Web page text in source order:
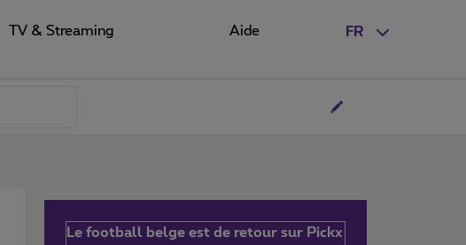
FR
TV & Streaming Aide
Le football belge est de retour sur Pickx